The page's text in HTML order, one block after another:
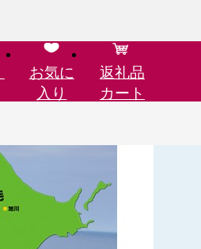
お気に
入り
返礼品
カート